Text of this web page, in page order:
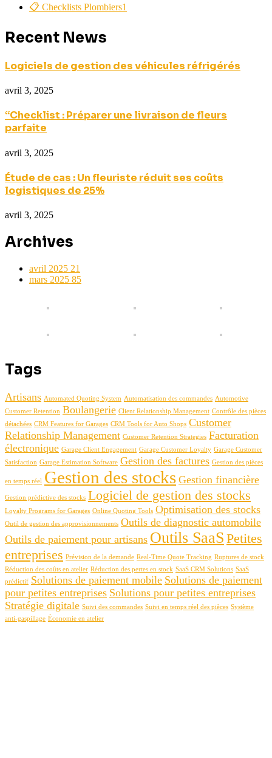
📋 Checklists Plombiers1
Recent News
Logiciels de gestion des véhicules réfrigérés
avril 3, 2025
“Checklist : Préparer une livraison de fleurs
parfaite
avril 3, 2025
Étude de cas : Un fleuriste réduit ses coûts
logistiques de 25%
avril 3, 2025
Archives
avril 2025 21
mars 2025 85
Tags
Artisans Automated Quoting System Automatisation des commandes Automotive
Customer Retention Boulangerie Client Relationship Management Contrôle des pièces
détachées CRM Features for Garages CRM Tools for Auto Shops Customer
Relationship Management Customer Retention Strategies Facturation
électronique Garage Client Engagement Garage Customer Loyalty Garage Customer
Satisfaction Garage Estimation Software Gestion des factures Gestion des pièces
en temps réel Gestion des stocks Gestion financière
Gestion prédictive des stocks Logiciel de gestion des stocks
Loyalty Programs for Garages Online Quoting Tools Optimisation des stocks
Outil de gestion des approvisionnements Outils de diagnostic automobile
Outils de paiement pour artisans Outils SaaS Petites
entreprises Prévision de la demande Real-Time Quote Tracking Ruptures de stock
Réduction des coûts en atelier Réduction des pertes en stock SaaS CRM Solutions SaaS
prédictif Solutions de paiement mobile Solutions de paiement
pour petites entreprises Solutions pour petites entreprises
Stratégie digitale Suivi des commandes Suivi en temps réel des pièces Système
anti-gaspillage Économie en atelier